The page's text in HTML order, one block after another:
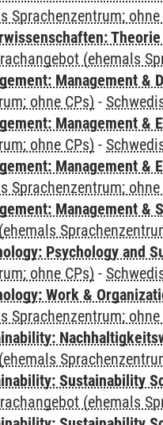
Sprachenzentrum; ohne
(ehemals
Management &
ohne CPs) -
Management &
ohne CPs) -
Management &
Sprachenzentrum; ohne
Management &
Psychology and
ohne CPs) -
Work &
Sprachenzentrum; ohne
Sustainability
(ehemals